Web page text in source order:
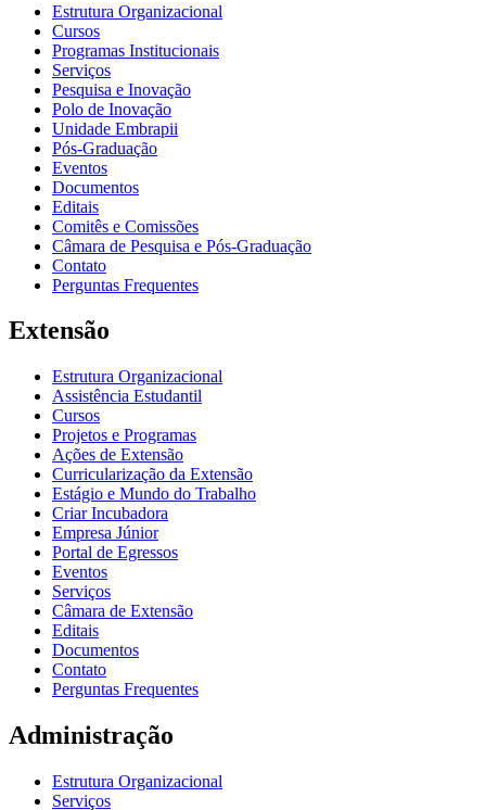
Estrutura Organizacional
Cursos
Programas Institucionais
Serviços
Pesquisa e Inovação
Polo de Inovação
Unidade Embrapii
Pós-Graduação
Eventos
Documentos
Editais
Comitês e Comissões
Câmara de Pesquisa e Pós-Graduação
Contato
Perguntas Frequentes
Extensão
Estrutura Organizacional
Assistência Estudantil
Cursos
Projetos e Programas
Ações de Extensão
Curricularização da Extensão
Estágio e Mundo do Trabalho
Criar Incubadora
Empresa Júnior
Portal de Egressos
Eventos
Serviços
Câmara de Extensão
Editais
Documentos
Contato
Perguntas Frequentes
Administração
Estrutura Organizacional
Serviços